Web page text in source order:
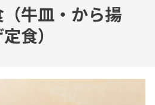
牛皿・から揚
食）